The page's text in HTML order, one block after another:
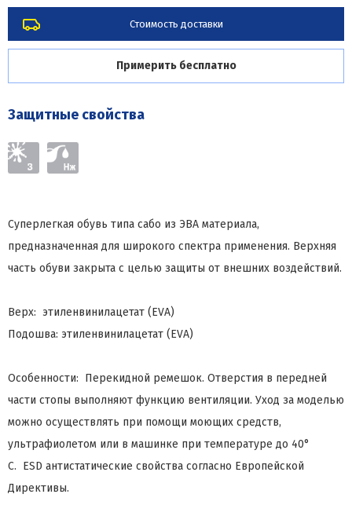
Стоимость доставки
Примерить бесплатно
Защитные свойства
Cуперлегкая обувь типа сабо из ЭВА материала,
предназначенная для широкого спектра применения. Верхняя
часть обуви закрыта с целью защиты от внешних воздействий.
Верх: этиленвинилацетат (EVA)
Подошва: этиленвинилацетат (EVA)
Особенности: Перекидной ремешок. Отверстия в передней
части стопы выполняют функцию вентиляции. Уход за моделью
можно осуществлять при помощи моющих средств,
ультрафиолетом или в машинке при температуре до 40°
C. ESD антистатические свойства согласно Европейской
Директивы.